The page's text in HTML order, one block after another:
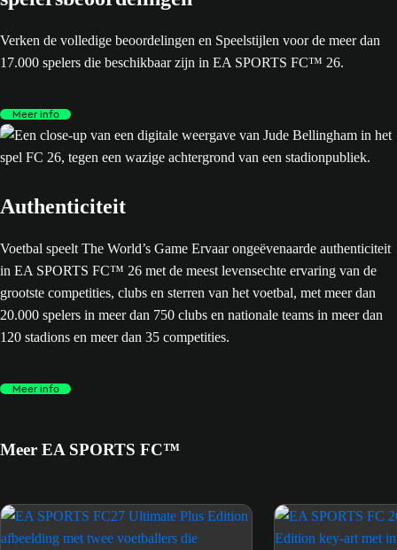
Verken de volledige beoordelingen en Speelstijlen voor de meer dan
17.000 spelers die beschikbaar zijn in EA SPORTS FC™ 26.
Meer info
Authenticiteit
Voetbal speelt The World’s Game Ervaar ongeëvenaarde authenticiteit
in EA SPORTS FC™ 26 met de meest levensechte ervaring van de
grootste competities, clubs en sterren van het voetbal, met meer dan
20.000 spelers in meer dan 750 clubs en nationale teams in meer dan
120 stadions en meer dan 35 competities.
Meer info
Meer EA SPORTS FC™